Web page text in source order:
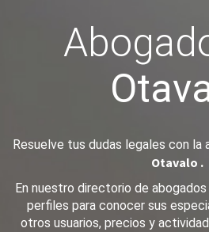
Resuelve tus dudas legales con la
Otavalo .
En nuestro directorio de
perfiles para conocer sus
otros usuarios, precios y